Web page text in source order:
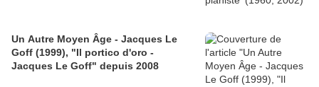
Un Autre Moyen Âge - Jacques Le
Goff (1999), "Il portico d'oro -
Jacques Le Goff" depuis 2008